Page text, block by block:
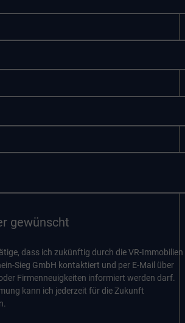
gewünscht
dass ich zukünftig durch die VR-Immobilien
Sieg GmbH kontaktiert und per E-Mail über
Firmenneuigkeiten informiert werden darf.
kann ich jederzeit für die Zukunft